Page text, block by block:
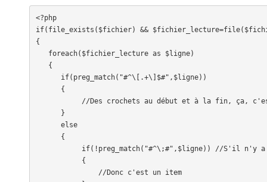
<?php
if(file_exists($fichier) &&
{